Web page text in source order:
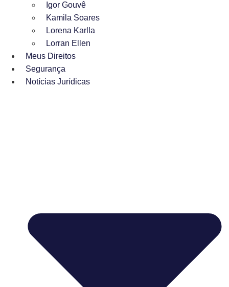
Igor Gouvê
Kamila Soares
Lorena Karlla
Lorran Ellen
Meus Direitos
Segurança
Notícias Jurídicas